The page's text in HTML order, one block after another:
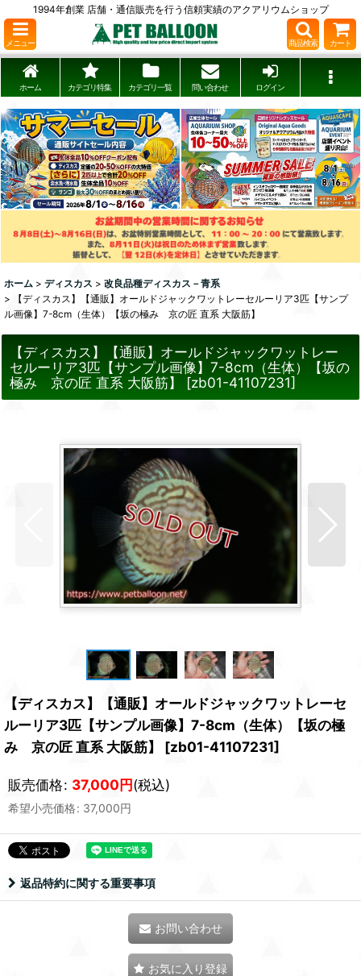
1994年創業 店舗・通信販売を行う信頼実績のアクアリウムショップ
メニュー 商品検索 カート
ホーム カテゴリ特集 カテゴリ一覧 問い合わせ ログイン
ホーム > ディスカス > 改良品種ディスカス－青系
>
【ディスカス】【通販】オールドジャックワットレーセルーリア3匹【サンプ
ル画像】7-8cm（生体）【坂の極み 京の匠 直系 大阪筋】
【ディスカス】【通販】オールドジャックワットレー
セルーリア3匹【サンプル画像】7-8cm（生体）【坂の
極み 京の匠 直系 大阪筋】
[zb01-41107231]
【ディスカス】【通販】オールドジャックワットレーセ
ルーリア3匹【サンプル画像】7-8cm（生体）【坂の極
み 京の匠 直系 大阪筋】
[zb01-41107231]
販売価格: 37,000円(税込)
希望小売価格: 37,000円
返品特約に関する重要事項
お問い合わせ
お気に入り登録